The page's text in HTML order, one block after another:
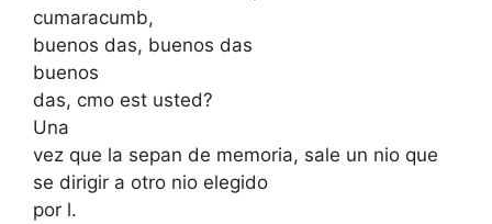
cumaracumb,
buenos das, buenos das
buenos
das, cmo est usted?
Una
vez que la sepan de memoria, sale un nio que
se dirigir a otro nio elegido
por l.